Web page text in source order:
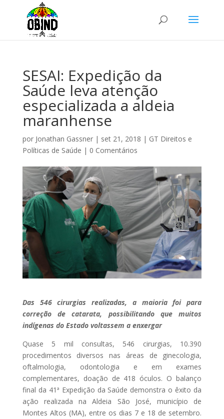
SESAI: Expedição da
Saúde leva atenção
especializada a aldeia
maranhense
por Jonathan Gassner| set 21, 2018 | GT Direitos e
Políticas de Saúde | 0 Comentários
Das 546 cirurgias realizadas, a maioria foi para
correção de catarata, possibilitando que muitos
indígenas do Estado voltassem a enxergar
Quase 5 mil consultas, 546 cirurgias, 10.390
procedimentos diversos nas áreas de ginecologia,
oftalmologia, odontologia e em exames
complementares, doação de 418 óculos. O balanço
final da 41ª Expedição da Saúde demonstra o êxito da
ação realizada na Aldeia São José, município de
Montes Altos (MA), entre os dias 7 e 18 de setembro.